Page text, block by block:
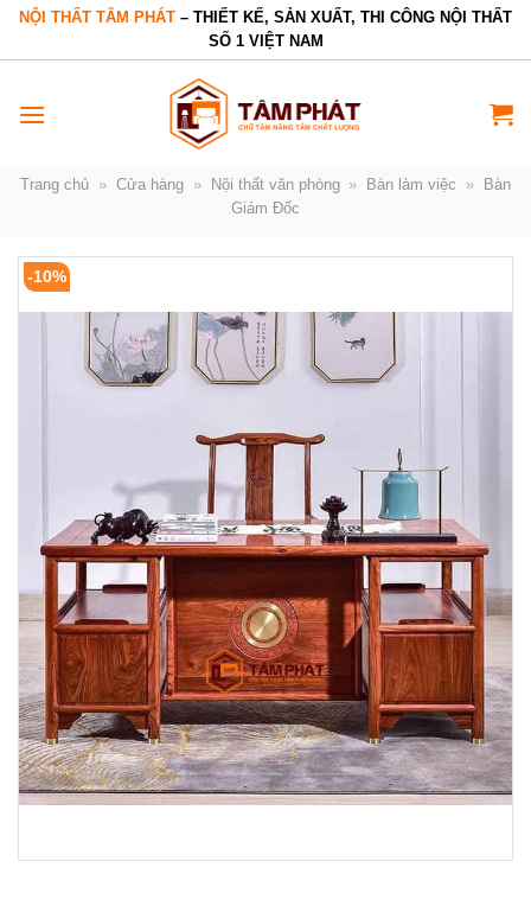
Bỏ
dung
NỘI THẤT TÂM PHÁT – THIẾT KẾ, SẢN XUẤT, THI CÔNG NỘI THẤT
SỐ 1 VIỆT NAM
Trang chủ » Cửa hàng » Nội thất văn phòng » Bàn làm việc »
Bàn
Giám Đốc
-10%